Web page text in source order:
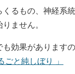
るもの、神経系
ません。
効果があります
と純しぼり 」